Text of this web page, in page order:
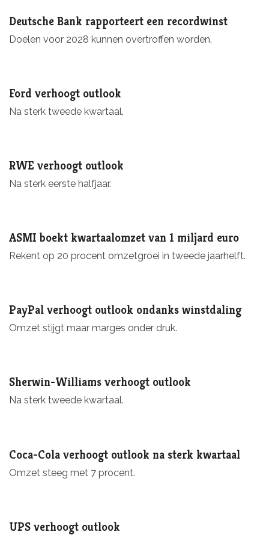
Deutsche Bank rapporteert een recordwinst
Doelen voor 2028 kunnen overtroffen worden.
Ford verhoogt outlook
Na sterk tweede kwartaal.
RWE verhoogt outlook
Na sterk eerste halfjaar.
ASMI boekt kwartaalomzet van 1 miljard euro
Rekent op 20 procent omzetgroei in tweede jaarhelft.
PayPal verhoogt outlook ondanks winstdaling
Omzet stijgt maar marges onder druk.
Sherwin-Williams verhoogt outlook
Na sterk tweede kwartaal.
Coca-Cola verhoogt outlook na sterk kwartaal
Omzet steeg met 7 procent.
UPS verhoogt outlook